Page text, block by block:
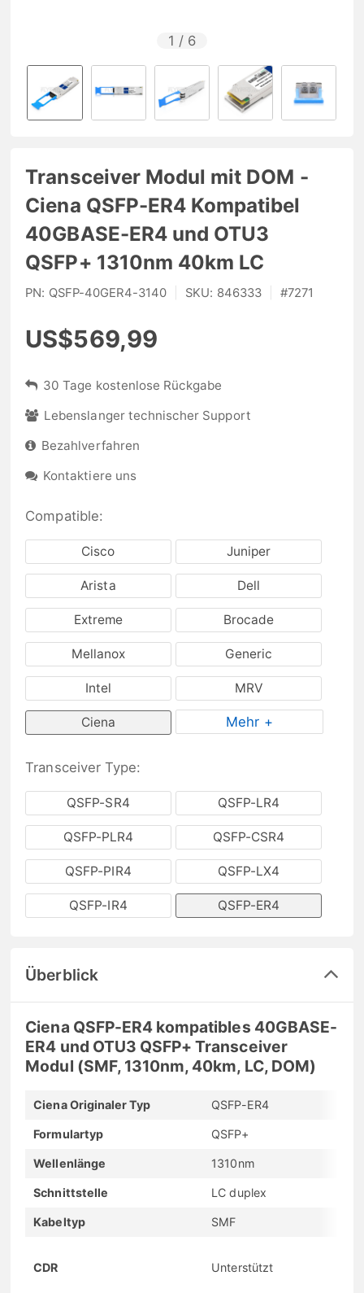
1 / 6
Transceiver Modul mit DOM -
Ciena QSFP-ER4 Kompatibel
40GBASE-ER4 und OTU3
QSFP+ 1310nm 40km LC
PN: QSFP-40GER4-3140 SKU: 846333 #7271
US$569,99
30 Tage kostenlose Rückgabe
Lebenslanger technischer Support
Bezahlverfahren
Kontaktiere uns
Compatible:
Cisco Juniper
Arista Dell
Extreme Brocade
Mellanox Generic
Intel MRV
Ciena Mehr +
Transceiver Type:
QSFP-SR4 QSFP-LR4
QSFP-PLR4 QSFP-CSR4
QSFP-PIR4 QSFP-LX4
QSFP-IR4 QSFP-ER4
Überblick
Ciena QSFP-ER4 kompatibles 40GBASE-
ER4 und OTU3 QSFP+ Transceiver
Modul (SMF, 1310nm, 40km, LC, DOM)
Ciena Originaler Typ QSFP-ER4
Formulartyp QSFP+
Wellenlänge 1310nm
Schnittstelle LC duplex
Kabeltyp SMF
CDR Unterstützt